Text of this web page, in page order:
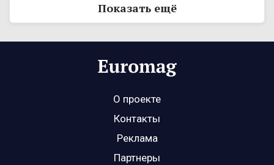
Показать ещё
О проекте
Контакты
Реклама
Партнеры